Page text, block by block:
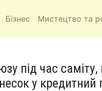
Бізнес Мистецтво та
під час
у кредитний